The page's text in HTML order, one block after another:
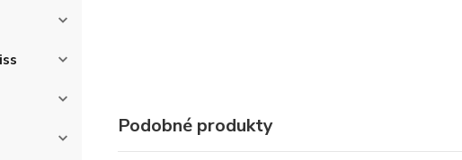
Podobné produkty